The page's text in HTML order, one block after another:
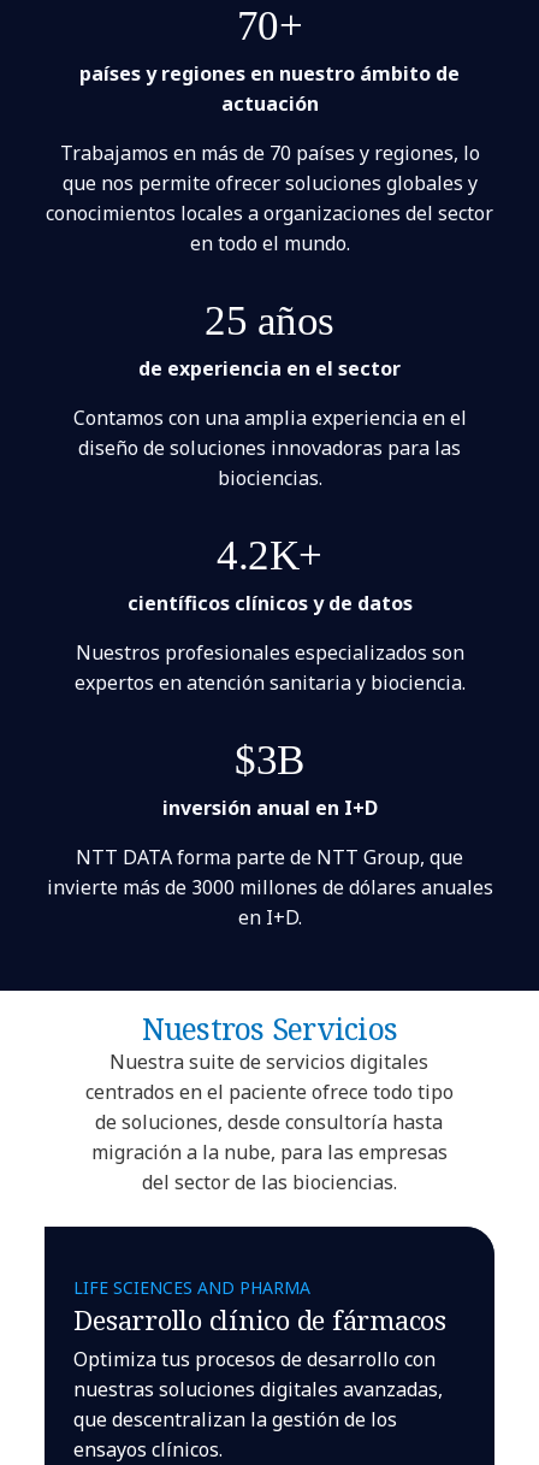
70+
países y regiones en nuestro ámbito de
actuación
Trabajamos en más de 70 países y regiones, lo
que nos permite ofrecer soluciones globales y
conocimientos locales a organizaciones del sector
en todo el mundo.
25 años
de experiencia en el sector
Contamos con una amplia experiencia en el
diseño de soluciones innovadoras para las
biociencias.
4.2K+
científicos clínicos y de datos
Nuestros profesionales especializados son
expertos en atención sanitaria y biociencia.
$3B
inversión anual en I+D
NTT DATA forma parte de NTT Group, que
invierte más de 3000 millones de dólares anuales
en I+D.
Nuestros Servicios
Nuestra suite de servicios digitales
centrados en el paciente ofrece todo tipo
de soluciones, desde consultoría hasta
migración a la nube, para las empresas
del sector de las biociencias.
LIFE SCIENCES AND PHARMA
Desarrollo clínico de fármacos
Optimiza tus procesos de desarrollo con
nuestras soluciones digitales avanzadas,
que descentralizan la gestión de los
ensayos clínicos.